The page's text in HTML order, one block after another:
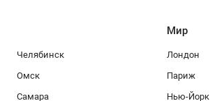
Челябинск
Омск
Самара
Мир
Лондон
Париж
Нью-Йорк